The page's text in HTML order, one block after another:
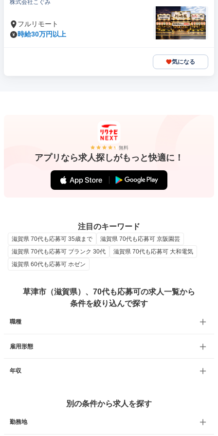
株式会社こぐみ
フルリモート
時給30万円以上
気になる
無料
アプリなら求人探しがもっと快適に！
注目のキーワード
滋賀県 70代も応募可 35歳まで
滋賀県 70代も応募可 京阪園芸
滋賀県 70代も応募可 ブランク 30代
滋賀県 70代も応募可 大和電気
滋賀県 60代も応募可 ホゼン
草津市（滋賀県）、70代も応募可の求人一覧から
条件を絞り込んで探す
職種
雇用形態
年収
別の条件から求人を探す
勤務地